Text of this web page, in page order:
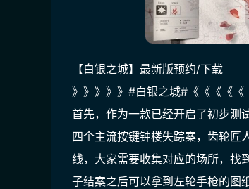
【白银之城】最新版预约/下载
》》》》》#白银之城#《《《《《
首先，作为一款已经开启了初步测
四个主流按键钟楼失踪案，齿轮匠
线，大家需要收集对应的场所，找
子结案之后可以拿到左轮手枪的图